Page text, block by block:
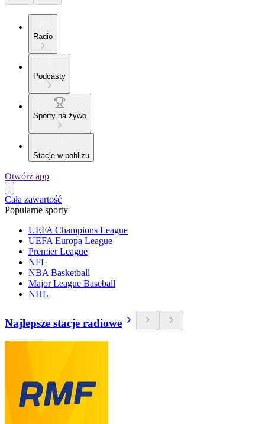
Radio
Podcasty
Sporty na żywo
Stacje w pobliżu
Otwórz app
Cała zawartość
Popularne sporty
UEFA Champions League
UEFA Europa League
Premier League
NFL
NBA Basketball
Major League Baseball
NHL
Najlepsze stacje radiowe